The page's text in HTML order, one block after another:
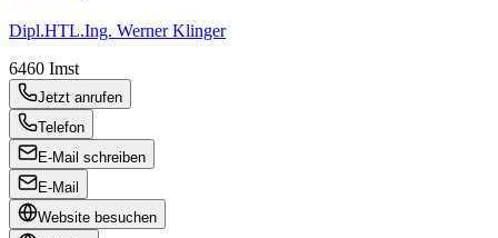
Dipl.HTL.Ing. Werner Klinger
6460 Imst
Jetzt anrufen
Telefon
E-Mail schreiben
E-Mail
Website besuchen